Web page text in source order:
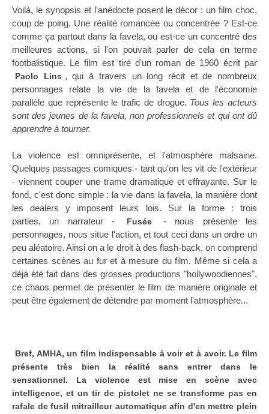
Voilà, le synopsis et l'anédocte posent le décor : un film choc,
coup de poing. Une réalité romancée ou concentrée ? Est-ce
comme ça partout dans la favela, ou est-ce un concentré des
meilleures actions, si l'on pouvait parler de cela en terme
footbalistique. Le film est tiré d'un roman de 1960 écrit par
Paolo Lins , qui à travers un long récit et de nombreux
personnages relate la vie de la favela et de l'économie
parallèle que représente le trafic de drogue. Tous les acteurs
sont des jeunes de la favela, non professionnels et qui ont dû
apprendre à tourner.
La violence est omniprésente, et l'atmosphère malsaine.
Quelques passages comiques - tant qu'on les vit de l'extérieur
- viennent couper une trame dramatique et effrayante. Sur le
fond, c'est donc simple : la vie dans la favela, la manière dont
les dealers y imposent leurs lois. Sur la forme : trois
parties, un narrateur -
Fusée
- nous présente les
personnages, nous situe l'action, et tout ceci dans un ordre un
peu aléatoire. Ainsi on a le droit à des flash-back, on comprend
certaines scènes au fur et à mesure du film. Même si cela a
déjà été fait dans des grosses productions "hollywoodiennes",
ce chaos permet de présenter le film de manière originale et
peut être également de détendre par moment l'atmosphère...
Bref, AMHA, un film indispensable à voir et à avoir. Le film
présente très bien la réalité sans entrer dans le
sensationnel. La violence est mise en scène avec
intelligence, et un tir de pistolet ne se transforme pas en
rafale de fusil mitrailleur automatique afin d'en mettre plein